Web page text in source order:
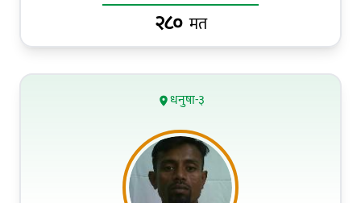
२८० मत
धनुषा-३